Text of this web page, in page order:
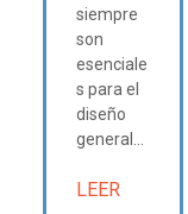
siempre
son
esenciale
s para el
diseño
general...
LEER